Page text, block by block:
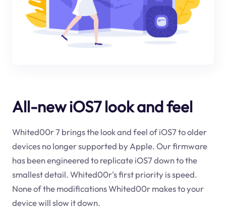
All-new iOS7 look and feel
Whited00r 7 brings the look and feel of iOS7 to older
devices no longer supported by Apple. Our firmware
has been engineered to replicate iOS7 down to the
smallest detail. Whited00r's first priority is speed.
None of the modifications Whited00r makes to your
device will slow it down.